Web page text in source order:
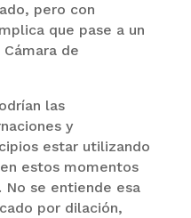
pero con
que pase a un
de
las
y
estar utilizando
estos momentos
No se entiende esa
por dilación,